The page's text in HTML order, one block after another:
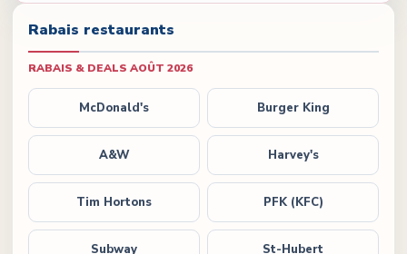
Rabais restaurants
RABAIS & DEALS AOÛT 2026
McDonald's Burger King
A&W Harvey's
Tim Hortons PFK (KFC)
Subway St-Hubert